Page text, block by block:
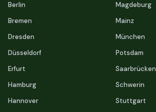
Berlin
Bremen
Dresden
Düsseldorf
Erfurt
Hamburg
Hannover
Magdeburg
Mainz
München
Potsdam
Saarbrücken
Schwerin
Stuttgart